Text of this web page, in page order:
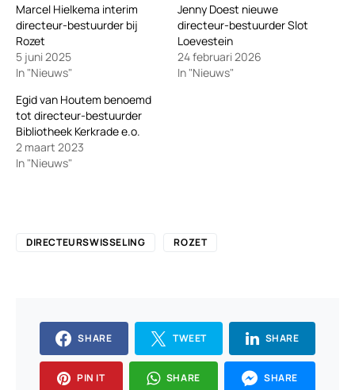
Marcel Hielkema interim
directeur-bestuurder bij
Rozet
5 juni 2025
In "Nieuws"
Jenny Doest nieuwe
directeur-bestuurder Slot
Loevestein
24 februari 2026
In "Nieuws"
Egid van Houtem benoemd
tot directeur-bestuurder
Bibliotheek Kerkrade e.o.
2 maart 2023
In "Nieuws"
DIRECTEURSWISSELING ROZET
SHARE TWEET SHARE
PIN IT SHARE SHARE